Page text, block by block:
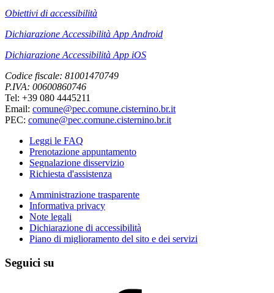
Obiettivi di accessibilità
Dichiarazione Accessibilità App Android
Dichiarazione Accessibilità App iOS
Codice fiscale: 81001470749
P.IVA: 00600860746
Tel: +39 080 4445211
Email: comune@pec.comune.cisternino.br.it
PEC: comune@pec.comune.cisternino.br.it
Leggi le FAQ
Prenotazione appuntamento
Segnalazione disservizio
Richiesta d'assistenza
Amministrazione trasparente
Informativa privacy
Note legali
Dichiarazione di accessibilità
Piano di miglioramento del sito e dei servizi
Seguici su